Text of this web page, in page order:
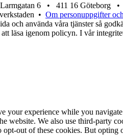
6 • 411 16 Göteborg •
• Om personuppgifter
och använda våra tjänster så
läsa igenom policyn. I vår
your experience while you
website. We also use third-party
opt-out of these cookies. But